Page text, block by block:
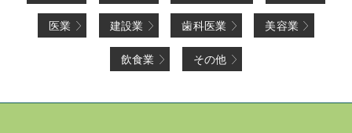
医業 建設業 歯科医業 美容業
飲食業 その他